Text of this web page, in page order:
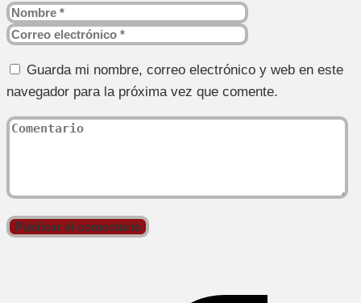
Guarda mi nombre, correo electrónico y web en este
navegador para la próxima vez que comente.